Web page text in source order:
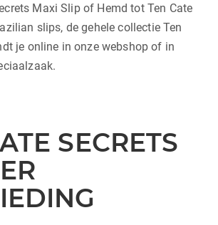
Maxi Slip of Hemd tot Ten Cate
slips, de gehele collectie Ten
je online in onze webshop of in
SECRETS